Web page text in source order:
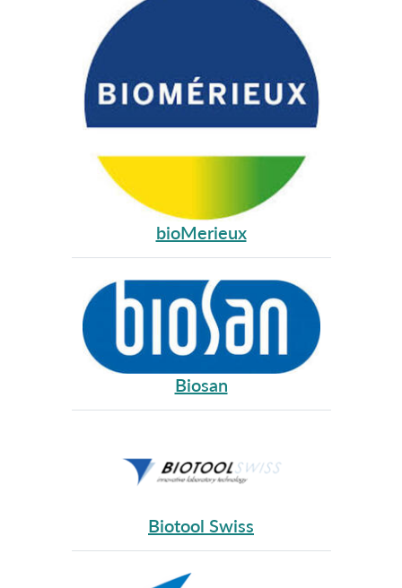
bioMerieux
Biosan
Biotool Swiss